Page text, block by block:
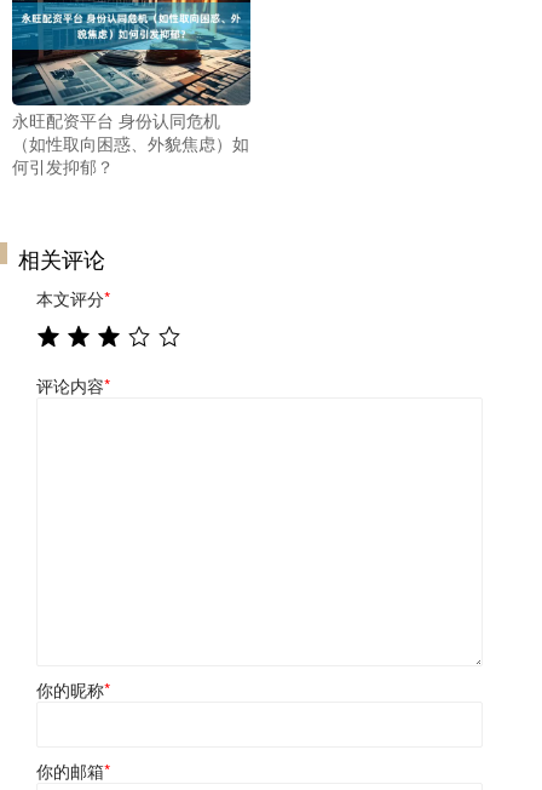
永旺配资平台 身份认同危机
（如性取向困惑、外貌焦虑）如
何引发抑郁？
相关评论
本文评分*
评论内容*
你的昵称*
你的邮箱*